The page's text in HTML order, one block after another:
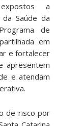
a
Saúde da
de
em
e fortalecer
apresentem
e atendam
de risco por